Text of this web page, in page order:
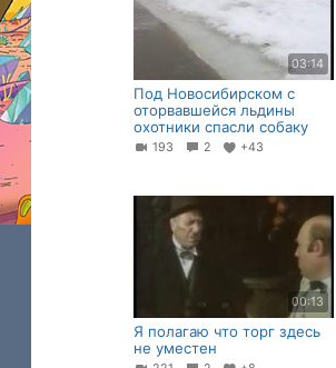
03:14
Под Новосибирском с
оторвавшейся льдины
охотники спасли собаку
193 2 +43
00:13
Я полагаю что торг здесь
не уместен